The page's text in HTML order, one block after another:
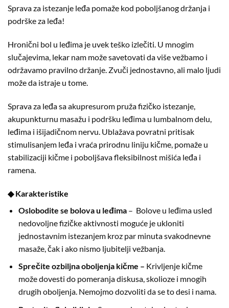
Sprava za istezanje leđa pomaže kod poboljšanog držanja i
podrške za leđa!
Hronični bol u leđima je uvek teško izlečiti. U mnogim
slučajevima, lekar nam može savetovati da više vežbamo i
održavamo pravilno držanje. Zvuči jednostavno, ali malo ljudi
može da istraje u tome.
Sprava za leđa sa akupresurom pruža fizičko istezanje,
akupunkturnu masažu i podršku leđima u lumbalnom delu,
leđima i išijadičnom nervu. Ublažava povratni pritisak
stimulisanjem leđa i vraća prirodnu liniju kičme, pomaže u
stabilizaciji kičme i poboljšava fleksibilnost mišića leđa i
ramena.
◆ Karakteristike
Oslobodite se bolova u leđima – Bolove u leđima usled
nedovoljne fizičke aktivnosti moguće je ukloniti
jednostavnim istezanjem kroz par minuta svakodnevne
masaže, čak i ako nismo ljubitelji vežbanja.
Sprečite ozbiljna oboljenja kičme – Krivljenje kičme
može dovesti do pomeranja diskusa, skolioze i mnogih
drugih oboljenja. Nemojmo dozvoliti da se to desi i nama.